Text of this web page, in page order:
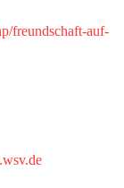
freundschaft-auf-